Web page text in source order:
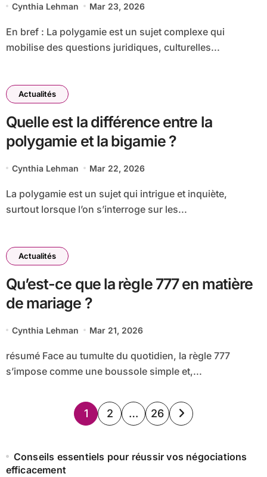
Cynthia Lehman Mar 23, 2026
En bref : La polygamie est un sujet complexe qui
mobilise des questions juridiques, culturelles...
Actualités
Quelle est la différence entre la
polygamie et la bigamie ?
Cynthia Lehman Mar 22, 2026
La polygamie est un sujet qui intrigue et inquiète,
surtout lorsque l’on s’interroge sur les...
Actualités
Qu’est-ce que la règle 777 en matière
de mariage ?
Cynthia Lehman Mar 21, 2026
résumé Face au tumulte du quotidien, la règle 777
s’impose comme une boussole simple et,...
Pagination
publications
1 2 … 26
Conseils essentiels pour réussir vos négociations
efficacement